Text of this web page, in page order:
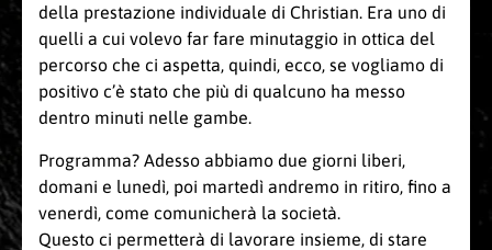
della prestazione individuale di Christian. Era uno di
quelli a cui volevo far fare minutaggio in ottica del
percorso che ci aspetta, quindi, ecco, se vogliamo di
positivo c’è stato che più di qualcuno ha messo
dentro minuti nelle gambe.
Programma? Adesso abbiamo due giorni liberi,
domani e lunedì, poi martedì andremo in ritiro, fino a
venerdì, come comunicherà la società.
Questo ci permetterà di lavorare insieme, di stare